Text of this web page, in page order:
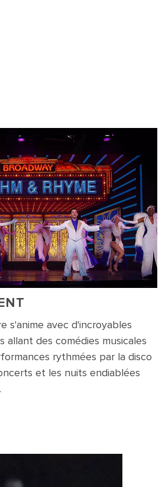
s'anime avec d'incroyables
allant des comédies musicales
rythmées par la disco
et les nuits endiablées